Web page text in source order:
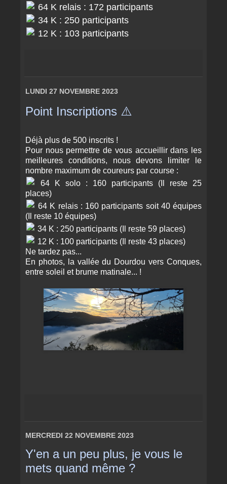
64 K relais : 172 participants
34 K : 250 participants
12 K : 103 participants
LUNDI 27 NOVEMBRE 2023
Point Inscriptions ⚠️
Déjà plus de 500 inscrits !
Pour nous permettre de vous accueillir dans les
meilleures conditions, nous devons limiter le
nombre maximum de coureurs par course :
64 K solo : 160 participants (Il reste 25
places)
64 K relais : 160 participants soit 40 équipes
(Il reste 10 équipes)
34 K : 250 participants (Il reste 59 places)
12 K : 100 participants (Il reste 43 places)
Ne tardez pas...
En photos, la vallée du Dourdou vers Conques,
entre soleil et brume matinale... !
MERCREDI 22 NOVEMBRE 2023
Y'en a un peu plus, je vous le
mets quand même ?